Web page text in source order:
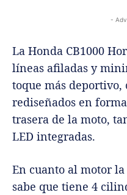
-
La Honda CB1000
líneas afiladas y
toque más deportivo,
rediseñados en
trasera de la moto,
LED integradas.
En cuanto al motor la
sabe que tiene 4